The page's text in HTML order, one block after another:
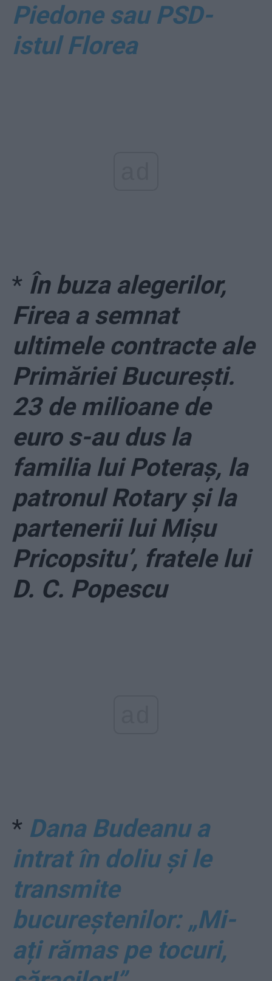
Piedone sau PSD-
istul Florea
* În buza alegerilor,
Firea a semnat
ultimele contracte ale
Primăriei București.
23 de milioane de
euro s-au dus la
familia lui Poteraș, la
patronul Rotary și la
partenerii lui Mișu
Pricopsitu’, fratele lui
D. C. Popescu
* Dana Budeanu a
intrat în doliu și le
transmite
bucureștenilor: „Mi-
ați rămas pe tocuri,